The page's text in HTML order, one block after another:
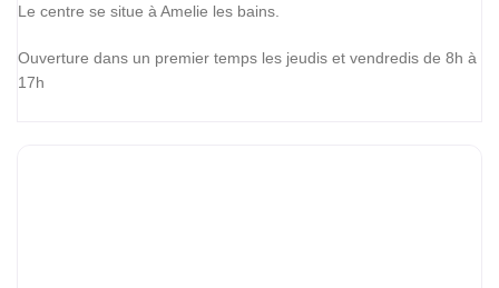
Le centre se situe à Amelie les bains.
Ouverture dans un premier temps les jeudis et vendredis de 8h à
17h